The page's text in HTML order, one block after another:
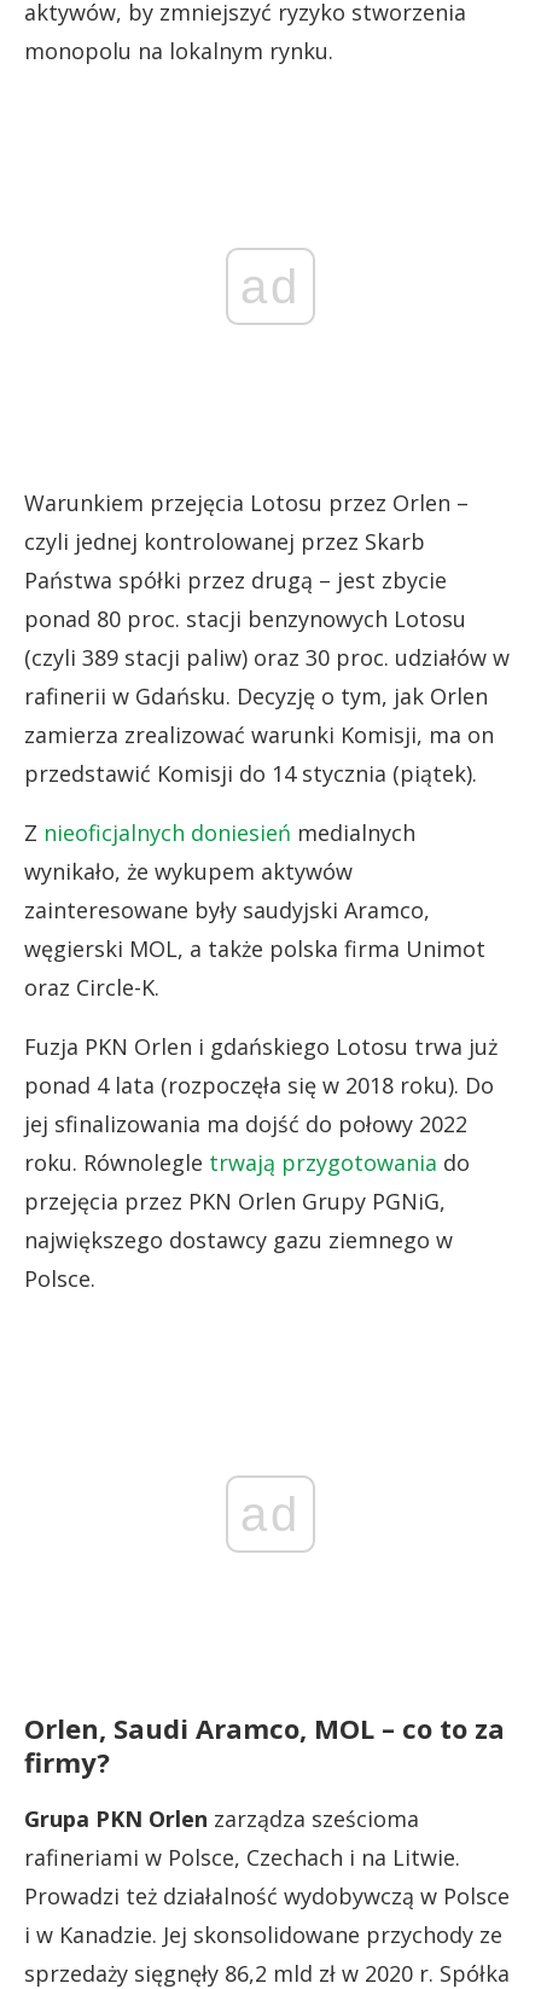
aktywów, by zmniejszyć ryzyko stworzenia
monopolu na lokalnym rynku.
ad
Warunkiem przejęcia Lotosu przez Orlen –
czyli jednej kontrolowanej przez Skarb
Państwa spółki przez drugą – jest zbycie
ponad 80 proc. stacji benzynowych Lotosu
(czyli 389 stacji paliw) oraz 30 proc. udziałów w
rafinerii w Gdańsku. Decyzję o tym, jak Orlen
zamierza zrealizować warunki Komisji, ma on
przedstawić Komisji do 14 stycznia (piątek).
Z nieoficjalnych doniesień medialnych
wynikało, że wykupem aktywów
zainteresowane były saudyjski Aramco,
węgierski MOL, a także polska firma Unimot
oraz Circle-K.
Fuzja PKN Orlen i gdańskiego Lotosu trwa już
ponad 4 lata (rozpoczęła się w 2018 roku). Do
jej sfinalizowania ma dojść do połowy 2022
roku. Równolegle trwają przygotowania do
przejęcia przez PKN Orlen Grupy PGNiG,
największego dostawcy gazu ziemnego w
Polsce.
ad
Orlen, Saudi Aramco, MOL – co to za
firmy?
Grupa PKN Orlen zarządza sześcioma
rafineriami w Polsce, Czechach i na Litwie.
Prowadzi też działalność wydobywczą w Polsce
i w Kanadzie. Jej skonsolidowane przychody ze
sprzedaży sięgnęły 86,2 mld zł w 2020 r. Spółka